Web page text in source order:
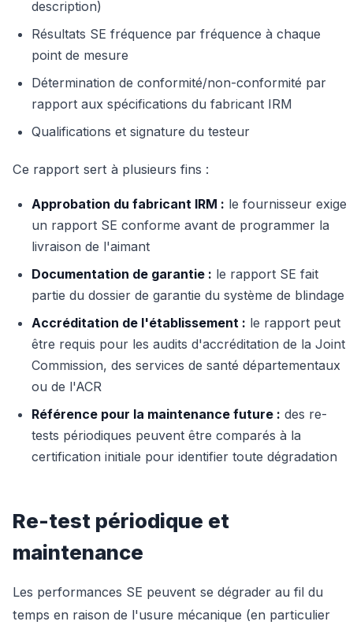
description)
Résultats SE fréquence par fréquence à chaque
point de mesure
Détermination de conformité/non-conformité par
rapport aux spécifications du fabricant IRM
Qualifications et signature du testeur
Ce rapport sert à plusieurs fins :
Approbation du fabricant IRM : le fournisseur exige
un rapport SE conforme avant de programmer la
livraison de l'aimant
Documentation de garantie : le rapport SE fait
partie du dossier de garantie du système de blindage
Accréditation de l'établissement : le rapport peut
être requis pour les audits d'accréditation de la Joint
Commission, des services de santé départementaux
ou de l'ACR
Référence pour la maintenance future : des re-
tests périodiques peuvent être comparés à la
certification initiale pour identifier toute dégradation
Re-test périodique et
maintenance
Les performances SE peuvent se dégrader au fil du
temps en raison de l'usure mécanique (en particulier